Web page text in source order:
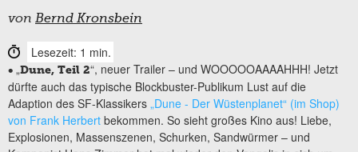
von Bernd Kronsbein
Lesezeit: 1 min.
• „Dune, Teil 2“, neuer Trailer – und WOOOOOAAAAHHH! Jetzt
dürfte auch das typische Blockbuster-Publikum Lust auf die
Adaption des SF-Klassikers „Dune - Der Wüstenplanet“ (im Shop)
von Frank Herbert bekommen. So sieht großes Kino aus! Liebe,
Explosionen, Massenszenen, Schurken, Sandwürmer – und